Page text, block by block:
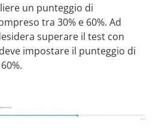
un punteggio di
tra 30% e 60%. Ad
superare il test con
impostare il punteggio di